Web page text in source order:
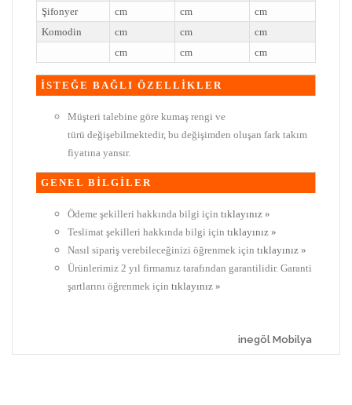
Şifonyer
cm cm
cm
Komodin
cm cm
cm
cm
cm cm
İSTEĞE BAĞLI ÖZELLİKLER
Müşteri talebine göre kumaş rengi ve
türü değişebilmektedir, bu değişimden oluşan fark takım
fiyatına yansır.
GENEL BİLGİLER
Ödeme şekilleri hakkında bilgi için tıklayınız »
Teslimat şekilleri hakkında bilgi için tıklayınız »
Nasıl sipariş verebileceğinizi öğrenmek için tıklayınız »
Ürünlerimiz 2 yıl firmamız tarafından garantilidir. Garanti
şartlarını öğrenmek için tıklayınız »
inegöl Mobilya